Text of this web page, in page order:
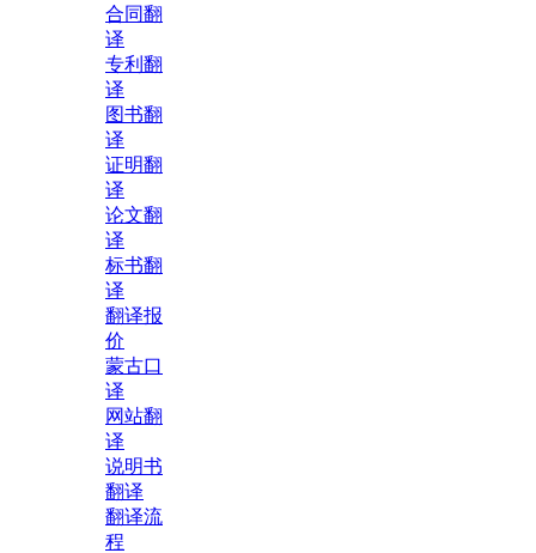
合同翻
译
专利翻
译
图书翻
译
证明翻
译
论文翻
译
标书翻
译
翻译报
价
蒙古口
译
网站翻
译
说明书
翻译
翻译流
程